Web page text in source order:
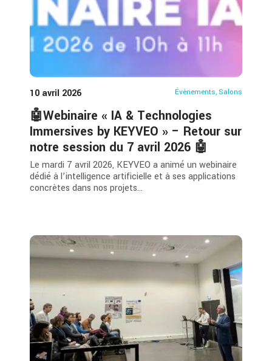
10 avril 2026 Évènements, Salons
🤖Webinaire « IA & Technologies
Immersives by KEYVEO » – Retour sur
notre session du 7 avril 2026 🤖
Le mardi 7 avril 2026, KEYVEO a animé un webinaire
dédié à l’intelligence artificielle et à ses applications
concrètes dans nos projets...